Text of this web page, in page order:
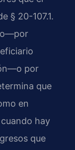
§ 20-107.1.
por
que
en
hay
que